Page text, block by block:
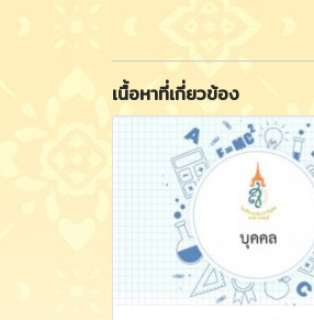
เนื้อหาที่เกี่ยวข้อง